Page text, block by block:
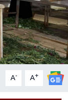
A- A+